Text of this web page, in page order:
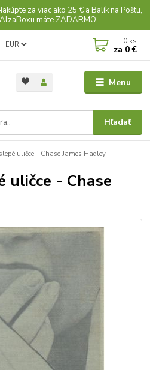
za viac ako 25 € a Balík na Poštu,
máte ZADARMO.
Menu
EUR
Hľadať
0 ks
za 0 €
uličce - Chase James Hadley
uličce - Chase